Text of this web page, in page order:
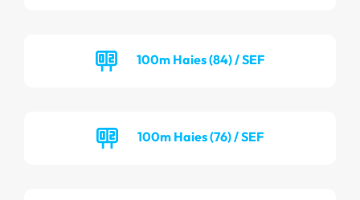
100m Haies (84) / SEF
100m Haies (76) / SEF